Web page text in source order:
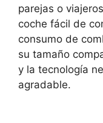
parejas o
coche fácil de
consumo de
su tamaño
y la tecnología
agradable.